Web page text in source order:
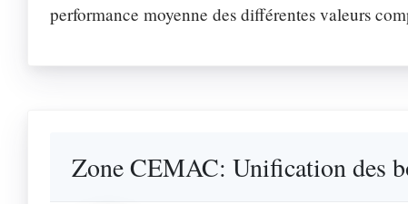
performance moyenne des différentes valeurs
Zone CEMAC: Unification des